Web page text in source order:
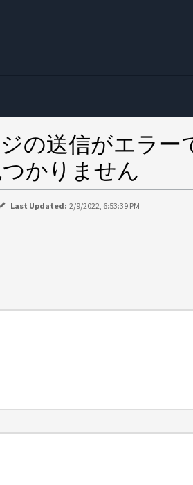
の送信がエラ
かりません
Last Updated: 2/9/2022, 6:53:39 PM